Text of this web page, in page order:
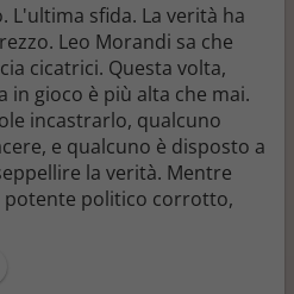
L'ultima sfida. La verità ha
Leo Morandi sa che
cicatrici. Questa volta,
in gioco è più alta che mai.
incastrarlo, qualcuno
e qualcuno è disposto a
la verità. Mentre
potente politico corrotto,